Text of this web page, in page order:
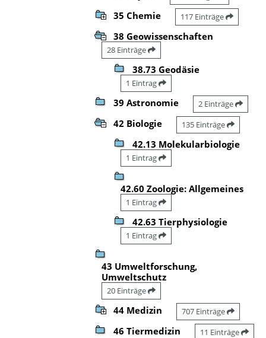
35 Chemie 117 Einträge
38 Geowissenschaften
28 Einträge
38.73 Geodäsie
1 Eintrag
39 Astronomie 2 Einträge
42 Biologie 135 Einträge
42.13 Molekularbiologie
1 Eintrag
42.60 Zoologie: Allgemeines
1 Eintrag
42.63 Tierphysiologie
1 Eintrag
43 Umweltforschung,
Umweltschutz
20 Einträge
44 Medizin 707 Einträge
46 Tiermedizin 11 Einträge